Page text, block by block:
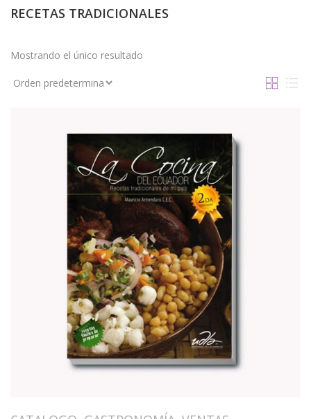
RECETAS TRADICIONALES
Mostrando el único resultado